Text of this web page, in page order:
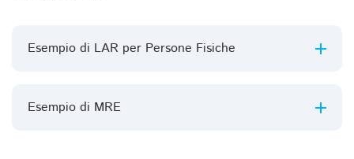
Esempio di LAR per Persone Fisiche
Esempio di MRE